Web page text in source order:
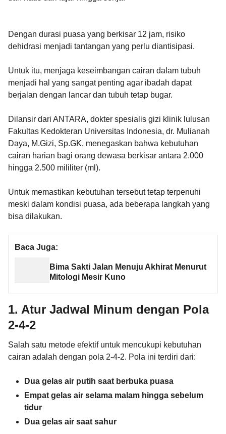
Dengan durasi puasa yang berkisar 12 jam, risiko
dehidrasi menjadi tantangan yang perlu diantisipasi.
Untuk itu, menjaga keseimbangan cairan dalam tubuh
menjadi hal yang sangat penting agar ibadah dapat
berjalan dengan lancar dan tubuh tetap bugar.
Dilansir dari ANTARA, dokter spesialis gizi klinik lulusan
Fakultas Kedokteran Universitas Indonesia, dr. Mulianah
Daya, M.Gizi, Sp.GK, menegaskan bahwa kebutuhan
cairan harian bagi orang dewasa berkisar antara 2.000
hingga 2.500 mililiter (ml).
Untuk memastikan kebutuhan tersebut tetap terpenuhi
meski dalam kondisi puasa, ada beberapa langkah yang
bisa dilakukan.
Baca Juga:
Bima Sakti Jalan Menuju Akhirat Menurut
Mitologi Mesir Kuno
1. Atur Jadwal Minum dengan Pola
2-4-2
Salah satu metode efektif untuk mencukupi kebutuhan
cairan adalah dengan pola 2-4-2. Pola ini terdiri dari:
Dua gelas air putih saat berbuka puasa
Empat gelas air selama malam hingga sebelum
tidur
Dua gelas air saat sahur